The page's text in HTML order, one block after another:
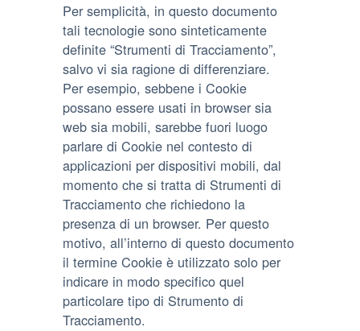
Per semplicità, in questo documento
tali tecnologie sono sinteticamente
definite “Strumenti di Tracciamento”,
salvo vi sia ragione di differenziare.
Per esempio, sebbene i Cookie
possano essere usati in browser sia
web sia mobili, sarebbe fuori luogo
parlare di Cookie nel contesto di
applicazioni per dispositivi mobili, dal
momento che si tratta di Strumenti di
Tracciamento che richiedono la
presenza di un browser. Per questo
motivo, all’interno di questo documento
il termine Cookie è utilizzato solo per
indicare in modo specifico quel
particolare tipo di Strumento di
Tracciamento.